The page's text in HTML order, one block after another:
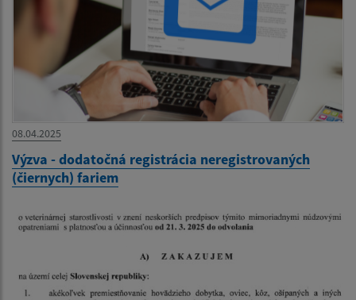
08.04.2025
Výzva - dodatočná registrácia neregistrovaných
(čiernych) fariem